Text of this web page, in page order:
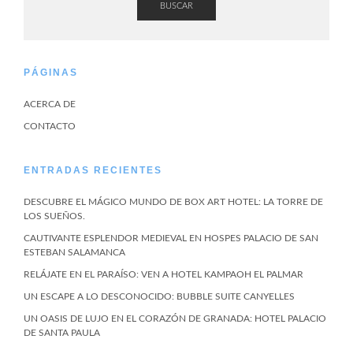
BUSCAR
PÁGINAS
ACERCA DE
CONTACTO
ENTRADAS RECIENTES
DESCUBRE EL MÁGICO MUNDO DE BOX ART HOTEL: LA TORRE DE
LOS SUEÑOS.
CAUTIVANTE ESPLENDOR MEDIEVAL EN HOSPES PALACIO DE SAN
ESTEBAN SALAMANCA
RELÁJATE EN EL PARAÍSO: VEN A HOTEL KAMPAOH EL PALMAR
UN ESCAPE A LO DESCONOCIDO: BUBBLE SUITE CANYELLES
UN OASIS DE LUJO EN EL CORAZÓN DE GRANADA: HOTEL PALACIO
DE SANTA PAULA